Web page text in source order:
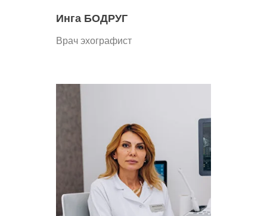
Инга БОДРУГ
Врач эхографист